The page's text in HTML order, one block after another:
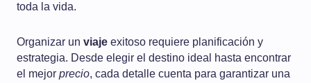
toda la vida.
Organizar un viaje exitoso requiere planificación y
estrategia. Desde elegir el destino ideal hasta encontrar
el mejor precio, cada detalle cuenta para garantizar una